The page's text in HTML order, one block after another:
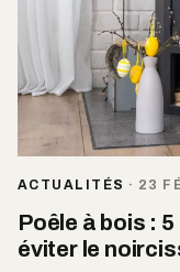
ACTUALITÉS · 23
Poêle à bois :
éviter le